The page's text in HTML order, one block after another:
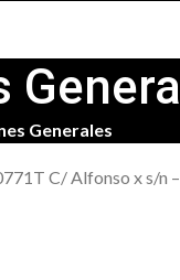
Generales
C/ Alfonso x s/n